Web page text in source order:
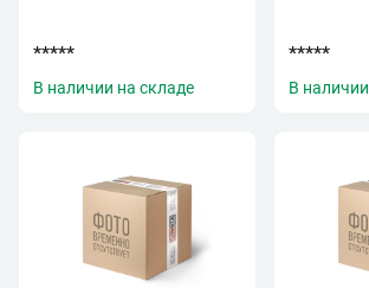
*****
В наличии на складе
*****
В